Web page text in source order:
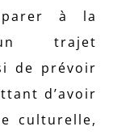
à la
trajet
de prévoir
d’avoir
culturelle,